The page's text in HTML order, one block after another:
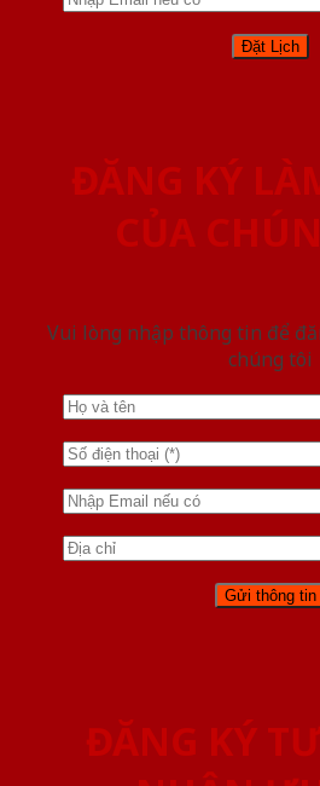
ĐĂNG KÝ
CỦA
Vui lòng nhập thông tin để
chúng tôi
ĐĂNG KÝ